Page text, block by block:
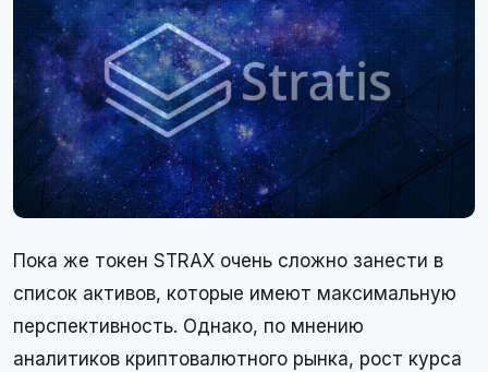
Пока же токен STRAX очень сложно занести в
список активов, которые имеют максимальную
перспективность. Однако, по мнению
аналитиков криптовалютного рынка, рост курса